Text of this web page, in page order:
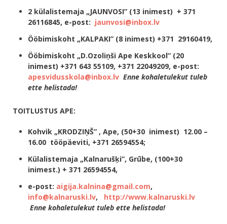
2 külalistemaja „JAUNVOSI” (13 inimest) + 371
26116845, e-post: jaunvosi@inbox.lv
Ööbimiskoht „KALPAKI” (8 inimest) +371 29160419,
Ööbimiskoht „D.Ozoliņši Ape Keskkool” (20
inimest) +371 643 55109, +371 22049209, e-post:
apesvidusskola@inbox.lv Enne kohaletulekut tuleb
ette helistada!
TOITLUSTUS APE:
Kohvik „KRODZIŅŠ” , Ape, (50+30 inimest) 12.00 –
16.00 tööpäeviti, +371 26594554;
Külalistemaja „Kalnarušķi”, Grūbe, (100+30
inimest.) + 371 26594554,
e-post: aigija.kalnina@gmail.com,
info@kalnaruski.lv, http://www.kalnaruski.lv
Enne kohaletulekut tuleb ette helistada!